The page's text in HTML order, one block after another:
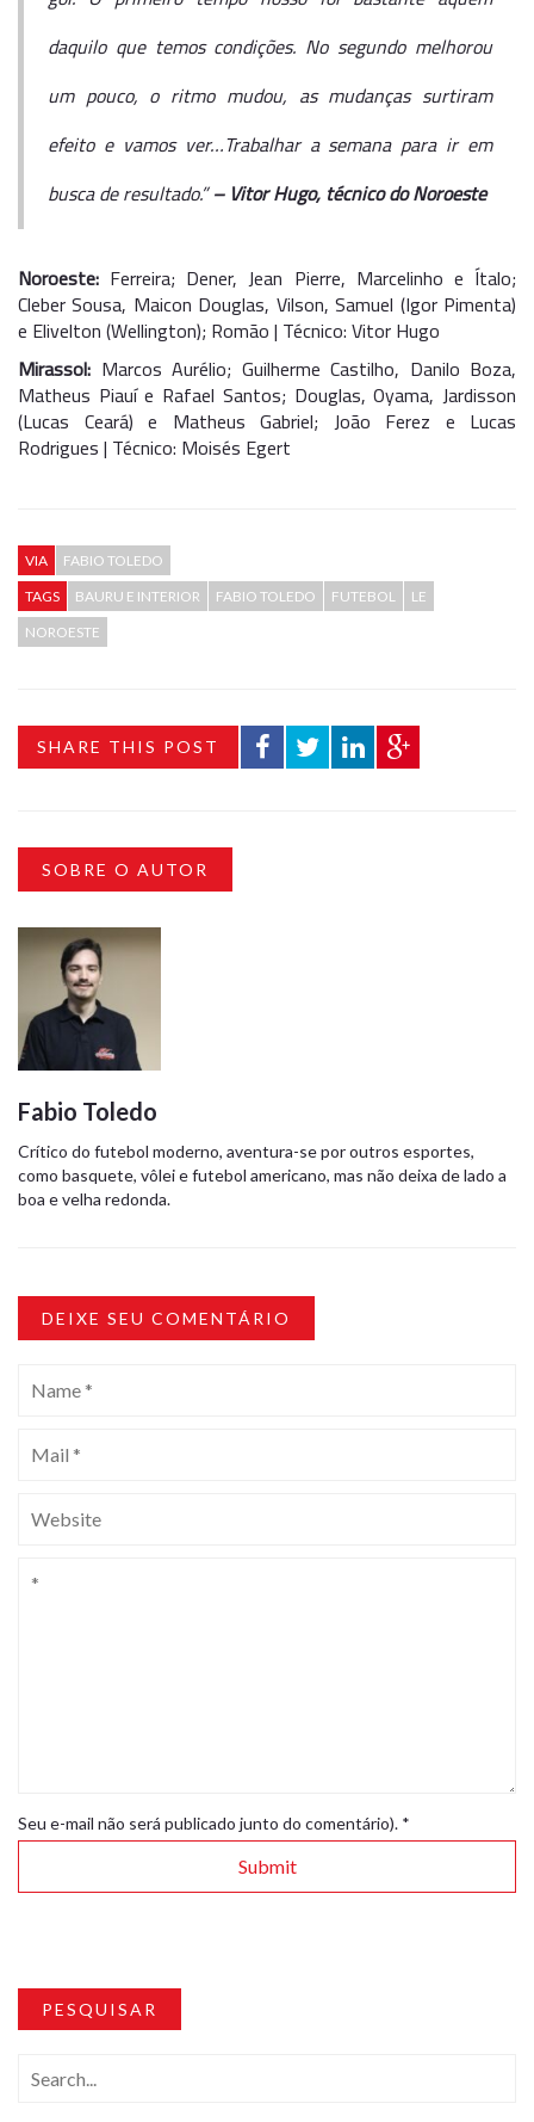
daquilo que temos condições. No segundo melhorou
um pouco, o ritmo mudou, as mudanças surtiram
efeito e vamos ver…Trabalhar a semana para ir em
busca de resultado.”– Vitor Hugo, técnico do Noroeste
Noroeste: Ferreira; Dener, Jean Pierre, Marcelinho e Ítalo;
Cleber Sousa, Maicon Douglas, Vilson, Samuel (Igor Pimenta)
e Elivelton (Wellington); Romão | Técnico: Vitor Hugo
Mirassol: Marcos Aurélio; Guilherme Castilho, Danilo Boza,
Matheus Piauí e Rafael Santos; Douglas, Oyama, Jardisson
(Lucas Ceará) e Matheus Gabriel; João Ferez e Lucas
Rodrigues | Técnico: Moisés Egert
VIA
FABIO TOLEDO
TAGS
BAURU E INTERIOR FABIO TOLEDO FUTEBOL
LE
NOROESTE
SHARE THIS POST
SOBRE O AUTOR
Fabio Toledo
Crítico do futebol moderno, aventura-se por outros esportes,
como basquete, vôlei e futebol americano, mas não deixa de lado a
boa e velha redonda.
DEIXE SEU COMENTÁRIO
Seu e-mail não será publicado junto do comentário). *
PESQUISAR